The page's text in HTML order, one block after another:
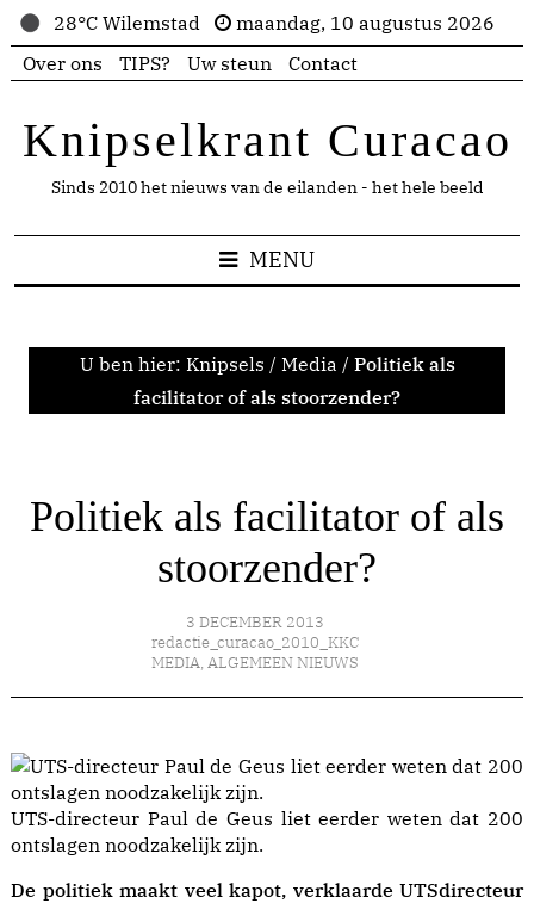
28°C Wilemstad
maandag, 10 augustus 2026
Over ons
TIPS? Uw steun Contact
Knipselkrant Curacao
Sinds 2010 het nieuws van de eilanden - het hele beeld
MENU
U ben hier: Knipsels / Media / Politiek als
facilitator of als stoorzender?
Politiek als facilitator of als
stoorzender?
3 DECEMBER 2013
redactie_curacao_2010_KKC
MEDIA, ALGEMEEN NIEUWS
UTS-directeur Paul de Geus liet eerder weten dat 200
ontslagen noodzakelijk zijn.
De politiek maakt veel kapot, verklaarde UTSdirecteur